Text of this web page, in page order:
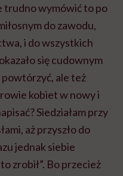
trudno wymówić to po
do zawodu,
i do wszystkich
się cudownym
powtórzyć, ale też
kobiet w nowy i
Siedziałam przy
aż przyszło do
jednak siebie
zrobił”. Bo przecież